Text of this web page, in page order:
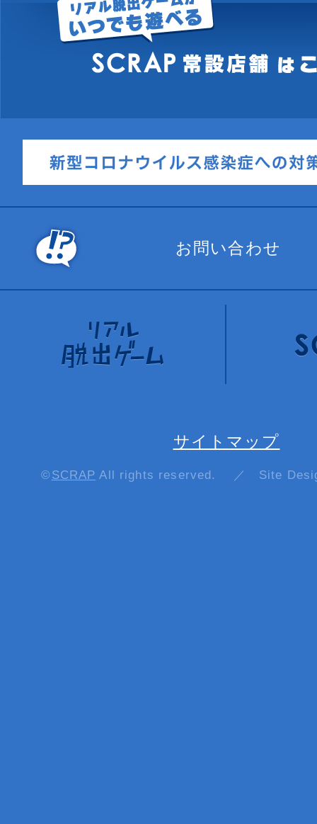
お問い合わせ
サイトマップ
© SCRAP All rights reserved. ／ Site